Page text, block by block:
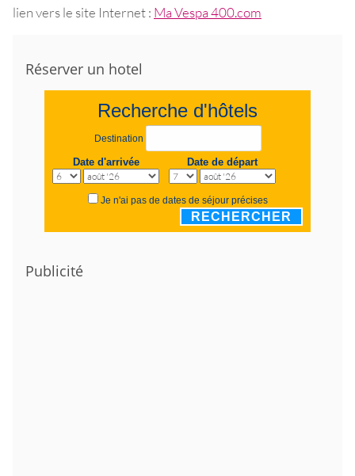
lien vers le site Internet : Ma Vespa 400.com
Réserver un hotel
Recherche d'hôtels
Destination
Date d'arrivée Date de départ
Je n'ai pas de dates de séjour précises
RECHERCHER
Publicité